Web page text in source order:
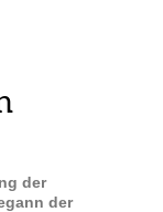
der
der